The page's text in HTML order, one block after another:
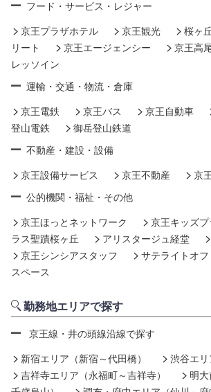
フード・サービス・レジャー
京王プラザホテル 京王観光 桜ヶ
リート
京王エージェンシー 京王高
レッソイン
運輸・交通・物流・倉庫
京王電鉄 京王バス 京王自動車
登山電鉄
御岳登山鉄道
不動産・建設・設備
京王設備サービス 京王不動産
京
公的機関・福祉・その他
京王ほっとネットワーク 京王キッズプ
ラス聖蹟桜ヶ丘
アリスタージュ経堂
京王シンシアスタッフ
サテライトオ
スペース
勤務地エリアで探す
京王線・井の頭線沿線で探す
新宿エリア（新宿～代田橋）
渋谷エリ
吉祥寺エリア（永福町～吉祥寺）
明